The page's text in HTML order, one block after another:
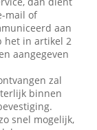
mail of
aan
het in artikel 2
aangegeven
zal
binnen
snel mogelijk,